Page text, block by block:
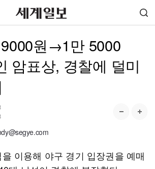
원→1만 5000
암표상, 경찰에 덜미
이용해 야구 경기 입장권을 예매